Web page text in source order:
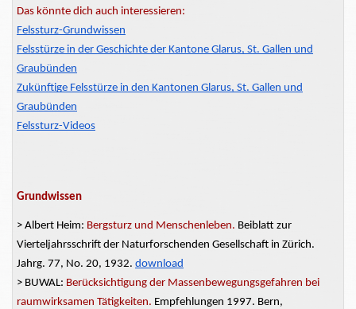
Das könnte dich auch interessieren:
Felssturz-Grundwissen
Felsstürze in der Geschichte der Kantone Glarus, St. Gallen und
Graubünden
Zukünftige Felsstürze in den Kantonen Glarus, St. Gallen und
Graubünden
Felssturz-Videos
Grundwissen
> Albert Heim: Bergsturz und Menschenleben. Beiblatt zur
Vierteljahrsschrift der Naturforschenden Gesellschaft in Zürich.
Jahrg. 77, No. 20, 1932. download
> BUWAL: Berücksichtigung der Massenbewegungsgefahren bei
raumwirksamen Tätigkeiten. Empfehlungen 1997. Bern,